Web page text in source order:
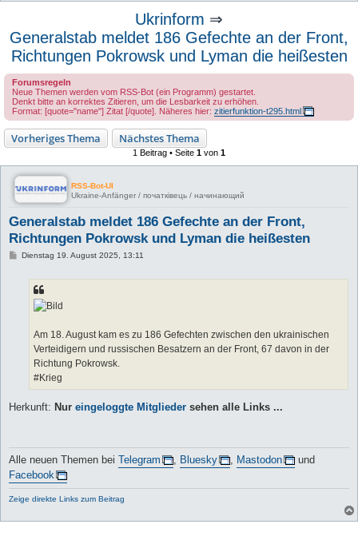
Ukrinform ⇒
Generalstab meldet 186 Gefechte an der Front,
Richtungen Pokrowsk und Lyman die heißesten
Forumsregeln
Neue Themen werden vom RSS-Bot (ein Programm) gestartet.
Denkt bitte an korrektes Zitieren, um die Lesbarkeit zu erhöhen.
Format: [quote="name"] Zitat [/quote]. Näheres hier: zitierfunktion-t295.html
Vorheriges Thema Nächstes Thema
1 Beitrag • Seite 1 von 1
RSS-Bot-UI
Ukraine-Anfänger / початківець / начинающий
Generalstab meldet 186 Gefechte an der Front,
Richtungen Pokrowsk und Lyman die heißesten
BDienstag 19. August 2025, 13:11
Am 18. August kam es zu 186 Gefechten zwischen den ukrainischen
Verteidigern und russischen Besatzern an der Front, 67 davon in der
Richtung Pokrowsk.
#Krieg
Herkunft: Nur eingeloggte Mitglieder sehen alle Links ...
Alle neuen Themen bei Telegram Bluesky Mastodon
und
Facebook
Zeige direkte Links zum Beitrag